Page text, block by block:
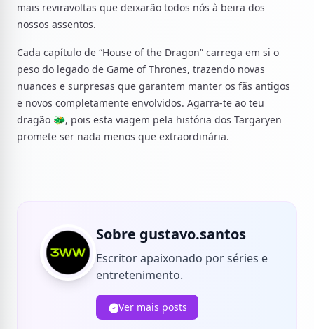
mais reviravoltas que deixarão todos nós à beira dos
nossos assentos.
Cada capítulo de “House of the Dragon” carrega em si o
peso do legado de Game of Thrones, trazendo novas
nuances e surpresas que garantem manter os fãs antigos
e novos completamente envolvidos. Agarra-te ao teu
dragão 🐲, pois esta viagem pela história dos Targaryen
promete ser nada menos que extraordinária.
Sobre gustavo.santos
Escritor apaixonado por séries e
entretenimento.
Ver mais posts